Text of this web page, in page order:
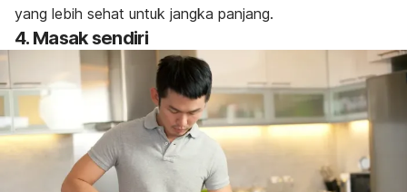
yang lebih sehat untuk jangka panjang.
4. Masak sendiri